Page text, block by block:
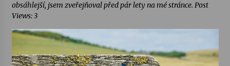
obsáhlejší, jsem zveřejňoval před pár lety na mé stránce. Post
Views: 3